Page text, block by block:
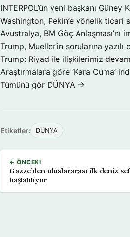
INTERPOL’ün yeni başkanı Güney
Washington, Pekin’e yönelik ticari
Avustralya, BM Göç Anlaşması’nı
Trump, Mueller’in sorularına yazılı
Trump: Riyad ile ilişkilerimiz
Araştırmalara göre ‘Kara Cuma’
Tümünü gör DÜNYA →
Etiketler: DÜNYA
← ÖNCEKI
Gazze’den uluslararası ilk deniz
başlatılıyor